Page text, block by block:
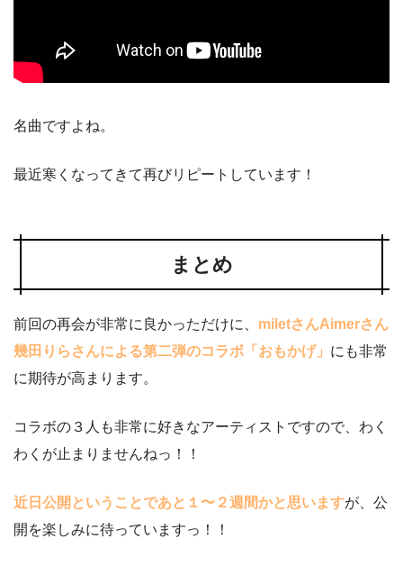
名曲ですよね。
最近寒くなってきて再びリピートしています！
まとめ
前回の再会が非常に良かっただけに、 miletさんAimerさん
幾田りらさんによる第二弾のコラボ「おもかげ」 にも非常
に期待が高まります。
コラボの３人も非常に好きなアーティストですので、わく
わくが止まりませんねっ！！
近日公開ということであと１〜２週間かと思いますが、公
開を楽しみに待っていますっ！！